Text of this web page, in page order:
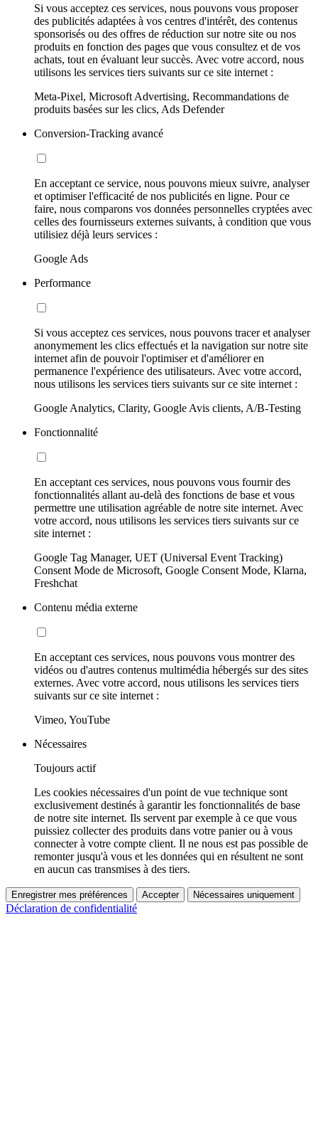
Si vous acceptez ces services, nous pouvons vous proposer
des publicités adaptées à vos centres d'intérêt, des contenus
sponsorisés ou des offres de réduction sur notre site ou nos
produits en fonction des pages que vous consultez et de vos
achats, tout en évaluant leur succès. Avec votre accord, nous
utilisons les services tiers suivants sur ce site internet :
Meta-Pixel, Microsoft Advertising, Recommandations de
produits basées sur les clics, Ads Defender
Conversion-Tracking avancé
En acceptant ce service, nous pouvons mieux suivre, analyser
et optimiser l'efficacité de nos publicités en ligne. Pour ce
faire, nous comparons vos données personnelles cryptées avec
celles des fournisseurs externes suivants, à condition que vous
utilisiez déjà leurs services :
Google Ads
Performance
Si vous acceptez ces services, nous pouvons tracer et analyser
anonymement les clics effectués et la navigation sur notre site
internet afin de pouvoir l'optimiser et d'améliorer en
permanence l'expérience des utilisateurs. Avec votre accord,
nous utilisons les services tiers suivants sur ce site internet :
Google Analytics, Clarity, Google Avis clients, A/B-Testing
Fonctionnalité
En acceptant ces services, nous pouvons vous fournir des
fonctionnalités allant au-delà des fonctions de base et vous
permettre une utilisation agréable de notre site internet. Avec
votre accord, nous utilisons les services tiers suivants sur ce
site internet :
Google Tag Manager, UET (Universal Event Tracking)
Consent Mode de Microsoft, Google Consent Mode, Klarna,
Freshchat
Contenu média externe
En acceptant ces services, nous pouvons vous montrer des
vidéos ou d'autres contenus multimédia hébergés sur des sites
externes. Avec votre accord, nous utilisons les services tiers
suivants sur ce site internet :
Vimeo, YouTube
Nécessaires
Toujours actif
Les cookies nécessaires d'un point de vue technique sont
exclusivement destinés à garantir les fonctionnalités de base
de notre site internet. Ils servent par exemple à ce que vous
puissiez collecter des produits dans votre panier ou à vous
connecter à votre compte client. Il ne nous est pas possible de
remonter jusqu'à vous et les données qui en résultent ne sont
en aucun cas transmises à des tiers.
Enregistrer mes préférences Accepter Nécessaires uniquement
Déclaration de confidentialité